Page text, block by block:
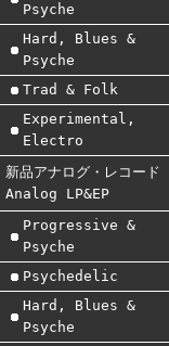
Psyche
Hard, Blues &
Psyche
Trad & Folk
Experimental,
Electro
新品アナログ・レコード
Analog LP&EP
Progressive &
Psyche
Psychedelic
Hard, Blues &
Psyche